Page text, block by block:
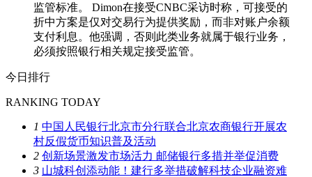
监管标准。 Dimon在接受CNBC采访时称，可接受的
折中方案是仅对交易行为提供奖励，而非对账户余额
支付利息。他强调，否则此类业务就属于银行业务，
必须按照银行相关规定接受监管。
今日排行
RANKING TODAY
1 中国人民银行北京市分行联合北京农商银行开展农
村反假货币知识普及活动
2 创新场景激发市场活力 邮储银行多措并举促消费
3 山城科创添动能！建行多举措破解科技企业融资难